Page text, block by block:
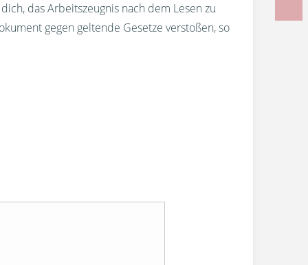
das Arbeitszeugnis nach dem Lesen zu
gegen geltende Gesetze verstoßen, so